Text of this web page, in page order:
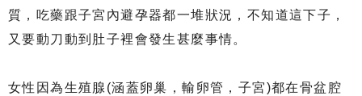
質，吃藥跟子宮內避孕器都一堆狀況，不知道這下子，
又要動刀動到肚子裡會發生甚麼事情。
女性因為生殖腺(涵蓋卵巢，輸卵管，子宮)都在骨盆腔